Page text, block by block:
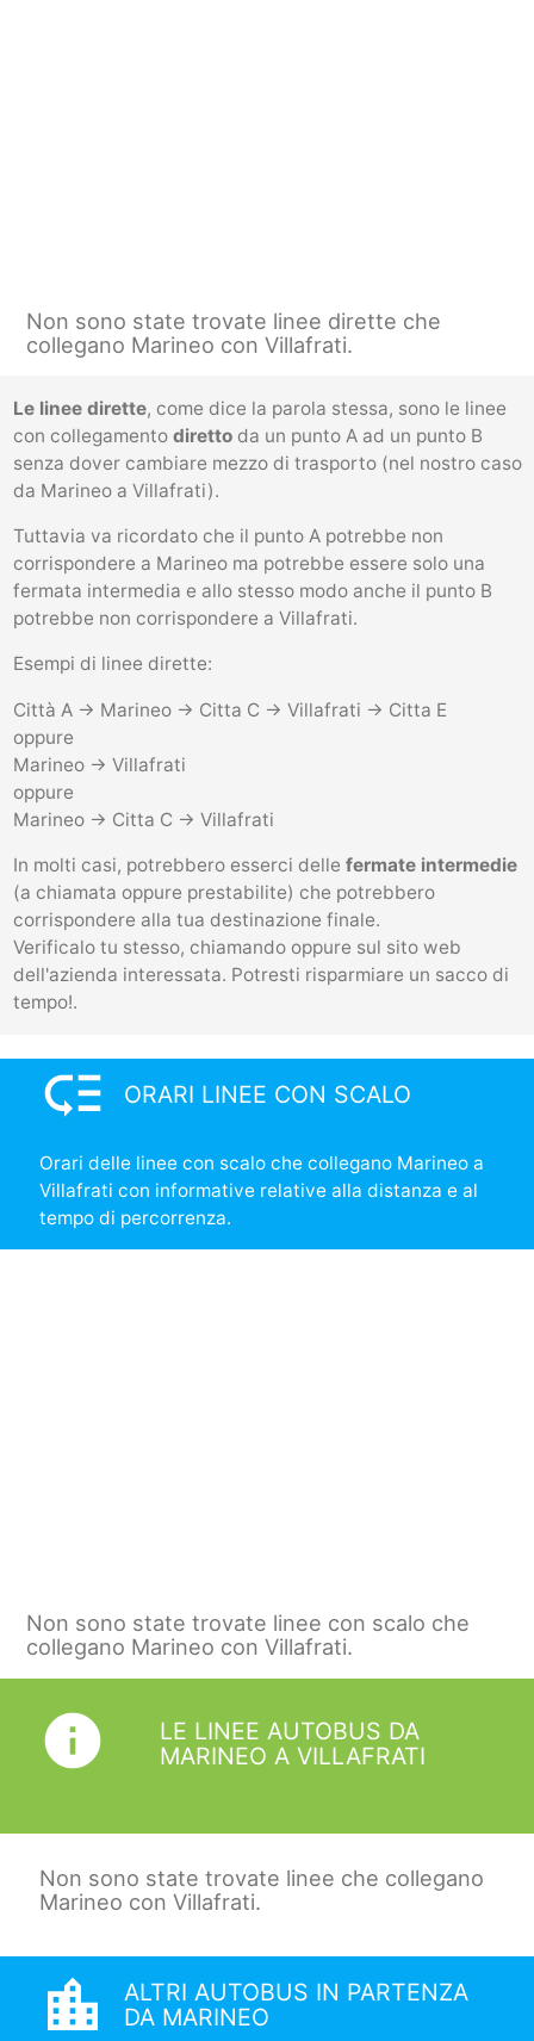
Non sono state trovate linee dirette che
collegano Marineo con Villafrati.
Le linee dirette, come dice la parola stessa, sono le linee
con collegamento direttoda un punto A ad un punto B
senza dover cambiare mezzo di trasporto (nel nostro caso
da Marineo a Villafrati).
Tuttavia va ricordato che il punto A potrebbe non
corrispondere a Marineo ma potrebbe essere solo una
fermata intermedia e allo stesso modo anche il punto B
potrebbe non corrispondere a Villafrati.
Esempi di linee dirette:
Città A -> Marineo -> Citta C -> Villafrati -> Citta E
oppure
Marineo -> Villafrati
oppure
Marineo -> Citta C -> Villafrati
In molti casi, potrebbero esserci delle fermate intermedie
(a chiamata oppure prestabilite) che potrebbero
corrispondere alla tua destinazione finale.
Verificalo tu stesso, chiamando oppure sul sito web
dell'azienda interessata. Potresti risparmiare un sacco di
tempo!.
low_priority ORARI LINEE CON SCALO
Orari delle linee con scalo che collegano Marineo a
Villafrati con informative relative alla distanza e al
tempo di percorrenza.
Non sono state trovate linee con scalo che
collegano Marineo con Villafrati.
info
LE LINEE AUTOBUS DA
MARINEO A VILLAFRATI
Non sono state trovate linee che collegano
Marineo con Villafrati.
location_city
ALTRI AUTOBUS IN PARTENZA
DA MARINEO